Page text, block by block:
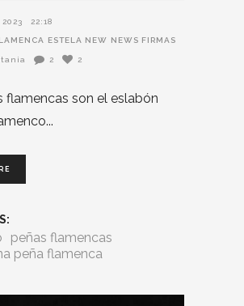
22:18
ESTELA NEW NEWS FIRMAS
2 2
flamencas son el eslabón
peñas flamencas
peña flamenca